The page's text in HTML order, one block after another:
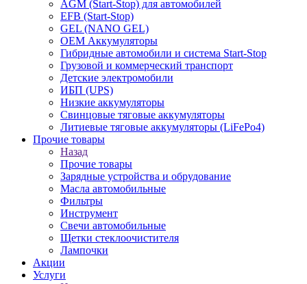
AGM (Start-Stop) для автомобилей
EFB (Start-Stop)
GEL (NANO GEL)
OEM Аккумуляторы
Гибридные автомобили и система Start-Stop
Грузовой и коммерческий транспорт
Детские электромобили
ИБП (UPS)
Низкие аккумуляторы
Свинцовые тяговые аккумуляторы
Литиевые тяговые аккумуляторы (LiFePo4)
Прочие товары
Назад
Прочие товары
Зарядные устройства и обрудование
Масла автомобильные
Фильтры
Инструмент
Свечи автомобильные
Щетки стеклоочистителя
Лампочки
Акции
Услуги